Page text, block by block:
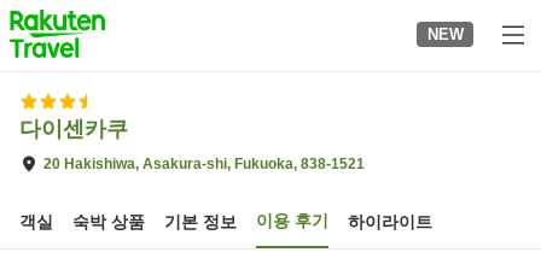
to
top
page
NEW
다이센카쿠
20 Hakishiwa, Asakura-shi, Fukuoka, 838-1521
객실 숙박 상품 기본 정보 이용 후기 하이라이트